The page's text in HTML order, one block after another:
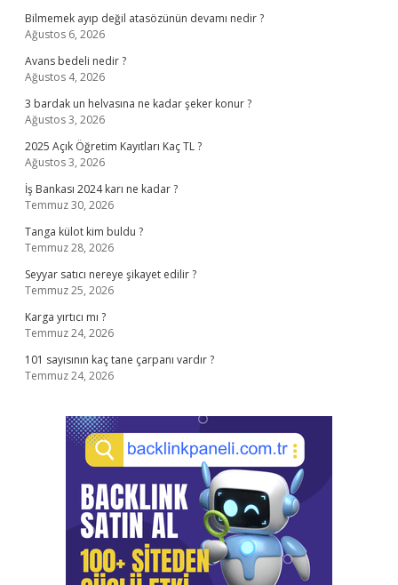
Bilmemek ayıp değil atasözünün devamı nedir ?
Ağustos 6, 2026
Avans bedeli nedir ?
Ağustos 4, 2026
3 bardak un helvasına ne kadar şeker konur ?
Ağustos 3, 2026
2025 Açık Öğretim Kayıtları Kaç TL ?
Ağustos 3, 2026
İş Bankası 2024 karı ne kadar ?
Temmuz 30, 2026
Tanga külot kim buldu ?
Temmuz 28, 2026
Seyyar satıcı nereye şikayet edilir ?
Temmuz 25, 2026
Karga yırtıcı mı ?
Temmuz 24, 2026
101 sayısının kaç tane çarpanı vardır ?
Temmuz 24, 2026